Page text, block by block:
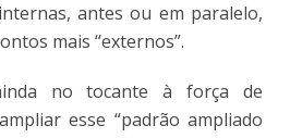
antes ou em paralelo,
mais “externos”.
no tocante à força de
esse “padrão ampliado